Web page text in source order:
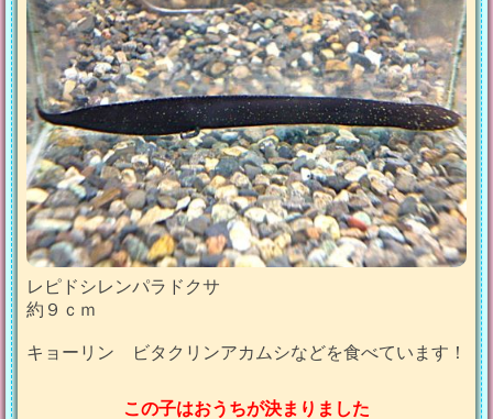
レピドシレンパラドクサ
約９ｃｍ
キョーリン ビタクリンアカムシなどを食べています！
この子はおうちが決まりました